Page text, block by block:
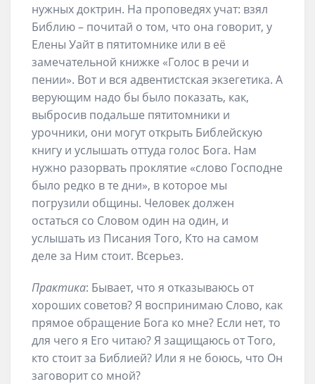
нужных доктрин. На проповедях учат: взял
Библию – почитай о том, что она говорит, у
Елены Уайт в пятитомнике или в её
замечательной книжке «Голос в речи и
пении». Вот и вся адвентистская экзегетика. А
верующим надо бы было показать, как,
выбросив подальше пятитомники и
урочники, они могут открыть Библейскую
книгу и услышать оттуда голос Бога. Нам
нужно разорвать проклятие «слово Господне
было редко в те дни», в которое мы
погрузили общины. Человек должен
остаться со Словом один на один, и
услышать из Писания Того, Кто на самом
деле за Ним стоит. Всерьез.
Практика: Бывает, что я отказываюсь от
хороших советов? Я воспринимаю Слово, как
прямое обращение Бога ко мне? Если нет, то
для чего я Его читаю? Я защищаюсь от Того,
кто стоит за Библией? Или я не боюсь, что Он
заговорит со мной?